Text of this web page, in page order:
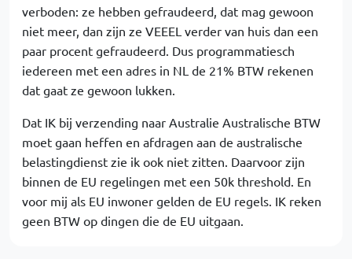
verboden: ze hebben gefraudeerd, dat mag gewoon
niet meer, dan zijn ze VEEEL verder van huis dan een
paar procent gefraudeerd. Dus programmatiesch
iedereen met een adres in NL de 21% BTW rekenen
dat gaat ze gewoon lukken.
Dat IK bij verzending naar Australie Australische BTW
moet gaan heffen en afdragen aan de australische
belastingdienst zie ik ook niet zitten. Daarvoor zijn
binnen de EU regelingen met een 50k threshold. En
voor mij als EU inwoner gelden de EU regels. IK reken
geen BTW op dingen die de EU uitgaan.